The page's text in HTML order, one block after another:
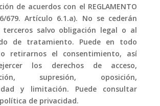
de acuerdos con el REGLAMENTO
679. Artículo 6.1.a). No se cederán
salvo obligación legal o al
de tratamiento. Puede en todo
retirarnos el consentimiento, así
los derechos de acceso,
supresión, oposición,
y limitación. Puede consultar
de privacidad.